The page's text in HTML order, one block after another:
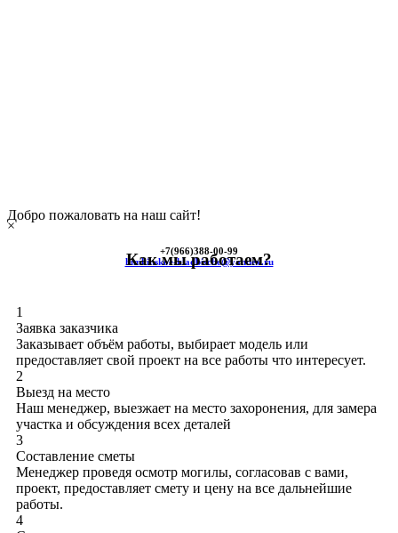
Добро пожаловать на наш сайт!
+7(966)388-00-99
himkinskoe-kladbische@yandex.ru
×
Как мы работаем?
1
Заявка заказчика
Заказывает объём работы, выбирает модель или
предоставляет свой проект на все работы что интересует.
2
Выезд на место
Наш менеджер, выезжает на место захоронения, для замера
участка и обсуждения всех деталей
3
Составление сметы
Менеджер проведя осмотр могилы, согласовав с вами,
проект, предоставляет смету и цену на все дальнейшие
работы.
4